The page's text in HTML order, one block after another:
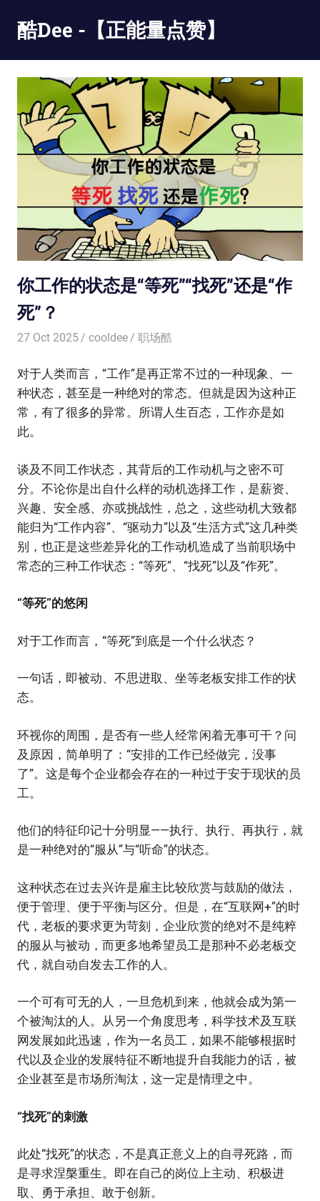
content
酷Dee -【正能量点赞】
只
有
你工作的状态是“等死”“找死”还是“作
死”？
27 Oct 2025 cooldee 职场酷
对于人类而言，“工作”是再正常不过的一种现象、一
种状态，甚至是一种绝对的常态。但就是因为这种正
常，有了很多的异常。所谓人生百态，工作亦是如
此。
谈及不同工作状态，其背后的工作动机与之密不可
分。不论你是出自什么样的动机选择工作，是薪资、
兴趣、安全感、亦或挑战性，总之，这些动机大致都
能归为“工作内容”、“驱动力”以及“生活方式”这几种类
别，也正是这些差异化的工作动机造成了当前职场中
常态的三种工作状态：“等死”、“找死”以及“作死”。
“等死”的悠闲
对于工作而言，“等死”到底是一个什么状态？
一句话，即被动、不思进取、坐等老板安排工作的状
态。
环视你的周围，是否有一些人经常闲着无事可干？问
及原因，简单明了：“安排的工作已经做完，没事
了”。这是每个企业都会存在的一种过于安于现状的员
工。
他们的特征印记十分明显——执行、执行、再执行，就
是一种绝对的“服从”与“听命”的状态。
这种状态在过去兴许是雇主比较欣赏与鼓励的做法，
便于管理、便于平衡与区分。但是，在“互联网+”的时
代，老板的要求更为苛刻，企业欣赏的绝对不是纯粹
的服从与被动，而更多地希望员工是那种不必老板交
代，就自动自发去工作的人。
一个可有可无的人，一旦危机到来，他就会成为第一
个被淘汰的人。从另一个角度思考，科学技术及互联
网发展如此迅速，作为一名员工，如果不能够根据时
代以及企业的发展特征不断地提升自我能力的话，被
企业甚至是市场所淘汰，这一定是情理之中。
“找死”的刺激
此处“找死”的状态，不是真正意义上的自寻死路，而
是寻求涅槃重生。即在自己的岗位上主动、积极进
取、勇于承担、敢于创新。